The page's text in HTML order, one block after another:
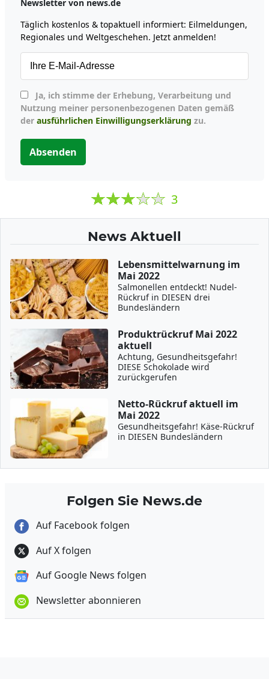
Newsletter von news.de
Täglich kostenlos & topaktuell informiert: Eilmeldungen,
Regionales und Weltgeschehen. Jetzt anmelden!
Nutzung meiner personenbezogenen Daten gemäß
der ausführlichen Einwilligungserklärung zu.
Absenden
3
News Aktuell
Lebensmittelwarnung im
Mai 2022
Salmonellen entdeckt! Nudel-
Rückruf in DIESEN drei
Bundesländern
Produktrückruf Mai 2022
aktuell
Achtung, Gesundheitsgefahr!
DIESE Schokolade wird
zurückgerufen
Netto-Rückruf aktuell im
Mai 2022
Gesundheitsgefahr! Käse-Rückruf
in DIESEN Bundesländern
Folgen Sie News.de
Auf Facebook folgen
Auf X folgen
Auf Google News folgen
Newsletter abonnieren